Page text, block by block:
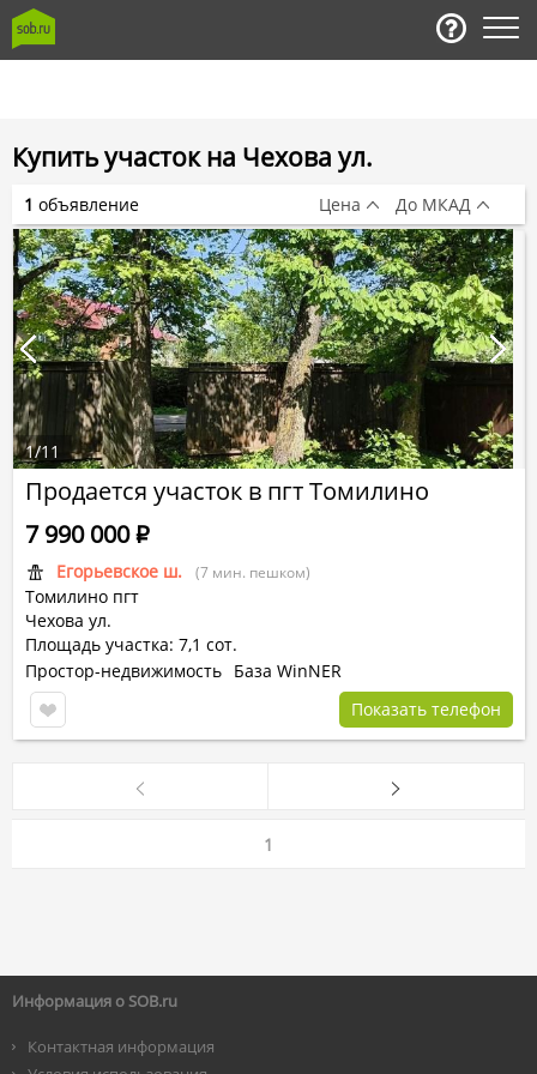
Купить участок на Чехова ул.
Продается участок в пгт Томилино
Егорьевское ш. (7 мин. пешком)
Томилино пгт
Чехова ул.
Площадь участка: 7,1 сот.
7 990 000Р
Простор-недвижимость База WinNER
Показать телефон
1/11
1 объявление Цена До МКАД
1
Информация о SOB.ru
Контактная информация